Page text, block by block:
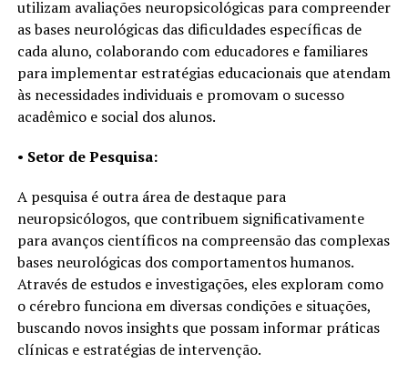
utilizam avaliações neuropsicológicas para compreender
as bases neurológicas das dificuldades específicas de
cada aluno, colaborando com educadores e familiares
para implementar estratégias educacionais que atendam
às necessidades individuais e promovam o sucesso
acadêmico e social dos alunos.
• Setor de Pesquisa:
A pesquisa é outra área de destaque para
neuropsicólogos, que contribuem significativamente
para avanços científicos na compreensão das complexas
bases neurológicas dos comportamentos humanos.
Através de estudos e investigações, eles exploram como
o cérebro funciona em diversas condições e situações,
buscando novos insights que possam informar práticas
clínicas e estratégias de intervenção.